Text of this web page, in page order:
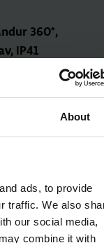
About
ads, to provide
traffic. We also
our social media,
combine it with
360°,
IP41
360°,
IP41
5x30m,
360°, 5x30m,